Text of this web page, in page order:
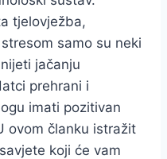
tjelovježba,
samo su neki
jačanju
prehrani i
imati pozitivan
ovom članku istražit
koji će vam